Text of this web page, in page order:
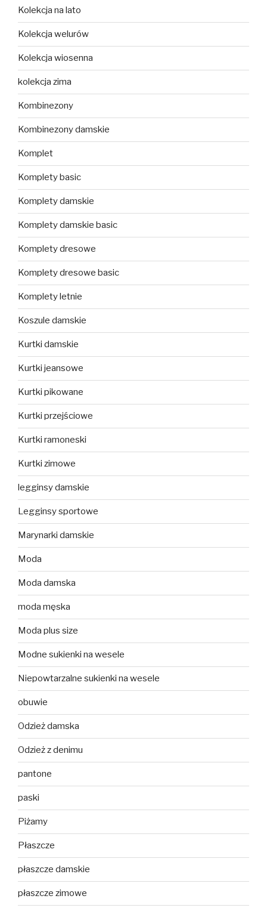
Kolekcja na lato
Kolekcja welurów
Kolekcja wiosenna
kolekcja zima
Kombinezony
Kombinezony damskie
Komplet
Komplety basic
Komplety damskie
Komplety damskie basic
Komplety dresowe
Komplety dresowe basic
Komplety letnie
Koszule damskie
Kurtki damskie
Kurtki jeansowe
Kurtki pikowane
Kurtki przejściowe
Kurtki ramoneski
Kurtki zimowe
legginsy damskie
Legginsy sportowe
Marynarki damskie
Moda
Moda damska
moda męska
Moda plus size
Modne sukienki na wesele
Niepowtarzalne sukienki na wesele
obuwie
Odzież damska
Odzież z denimu
pantone
paski
Piżamy
Płaszcze
płaszcze damskie
płaszcze zimowe